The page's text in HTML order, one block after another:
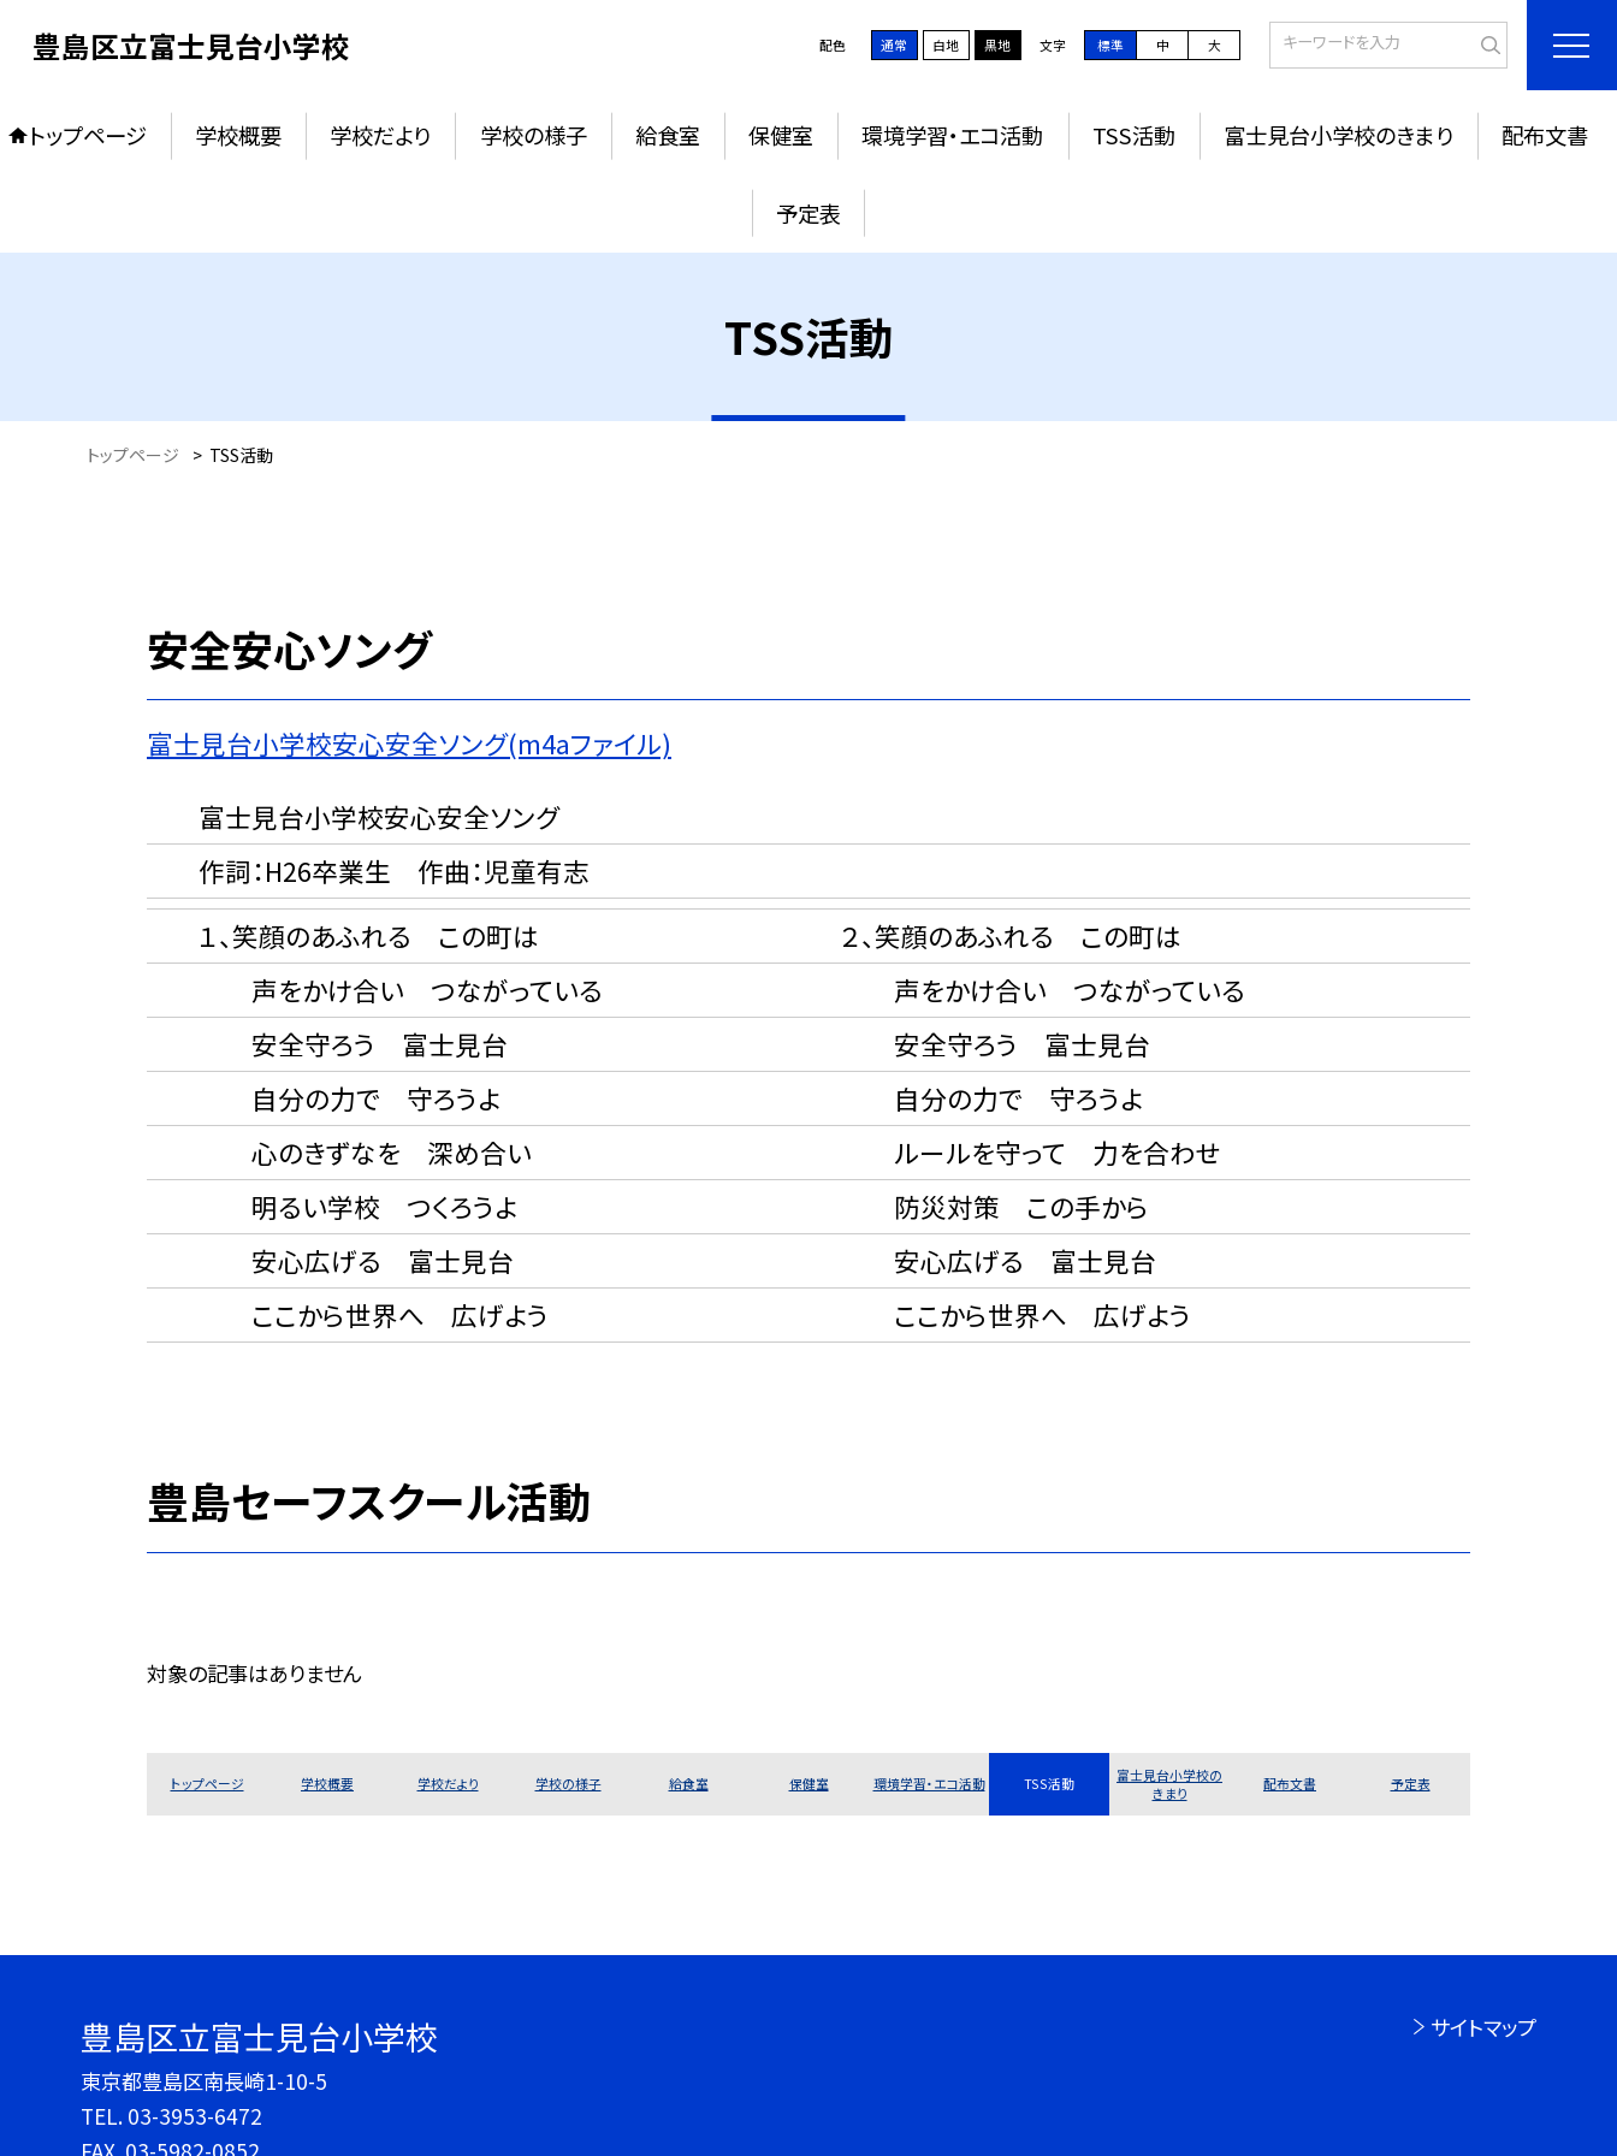
豊島区立富士見台小学校 配色 通常 白地 黒地 文字 標準 中 大
トップページ 学校概要 学校だより 学校の様子 給食室 保健室 環境学習・エコ活動 TSS活動 富士見台小学校のきまり 配布文書
予定表
TSS活動
トップページ > TSS活動
安全安心ソング
富士見台小学校安心安全ソング(m4aファイル)
富士見台小学校安心安全ソング
作詞：H26卒業生 作曲：児童有志
１、笑顔のあふれる この町は
２、笑顔のあふれる この町は
声をかけ合い つながっている
声をかけ合い つながっている
安全守ろう 富士見台
安全守ろう 富士見台
自分の力で 守ろうよ
自分の力で 守ろうよ
心のきずなを 深め合い
ルールを守って 力を合わせ
明るい学校 つくろうよ
防災対策 この手から
安心広げる 富士見台
安心広げる 富士見台
ここから世界へ 広げよう
ここから世界へ 広げよう
豊島セーフスクール活動
対象の記事はありません
トップページ 学校概要 学校だより 学校の様子 給食室 保健室 環境学習・エコ活動 TSS活動
富士見台小学校の
きまり
配布文書 予定表
豊島区立富士見台小学校
東京都豊島区南長崎1-10-5
TEL. 03-3953-6472
サイトマップ